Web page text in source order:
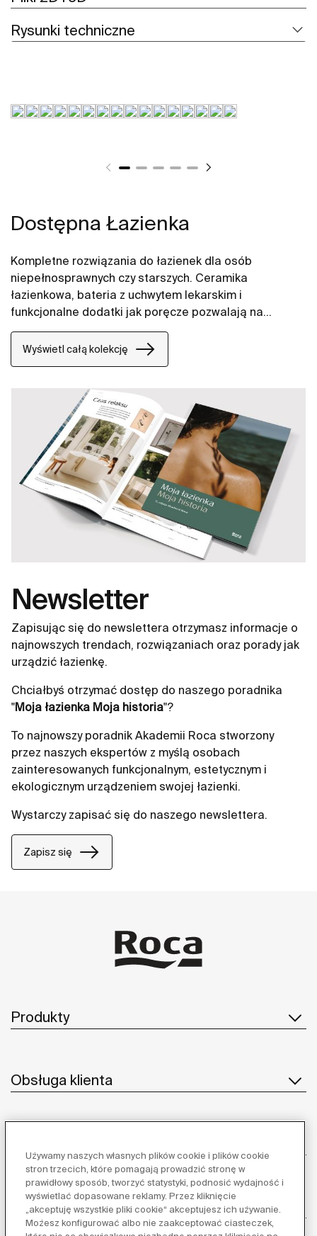
Rysunki techniczne
Dostępna Łazienka
Kompletne rozwiązania do łazienek dla osób
niepełnosprawnych czy starszych. Ceramika
łazienkowa, bateria z uchwytem lekarskim i
funkcjonalne dodatki jak poręcze pozwalają na
zapewnienie komfortowej przestrzeni na długie lata.
Wyświetl całą kolekcję
Newsletter
Zapisując się do newslettera otrzymasz informacje o
najnowszych trendach, rozwiązaniach oraz porady jak
urządzić łazienkę.
Chciałbyś otrzymać dostęp do naszego poradnika
"Moja łazienka Moja historia"?
To najnowszy poradnik Akademii Roca stworzony
przez naszych ekspertów z myślą osobach
zainteresowanych funkcjonalnym, estetycznym i
ekologicznym urządzeniem swojej łazienki.
Wystarczy zapisać się do naszego newslettera.
Zapisz się
Produkty
Obsługa klienta
Inspiracja
Używamy naszych własnych plików cookie i plików cookie
stron trzecich, które pomagają prowadzić stronę w
prawidłowy sposób, tworzyć statystyki, podnosić wydajność i
wyświetlać dopasowane reklamy. Przez kliknięcie
„akceptuję wszystkie pliki cookie“ akceptujesz ich używanie.
Możesz konfigurować albo nie zaakceptować ciasteczek,